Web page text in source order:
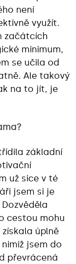
není
využít.
začátcích
minimum,
se učila od
Ale takový
na to jít, je
základní
už sice v té
jsem si je
cestou mohu
úplně
jsem do
převrácená